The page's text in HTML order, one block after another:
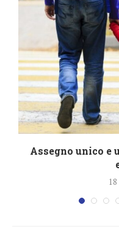
Assegno unico e